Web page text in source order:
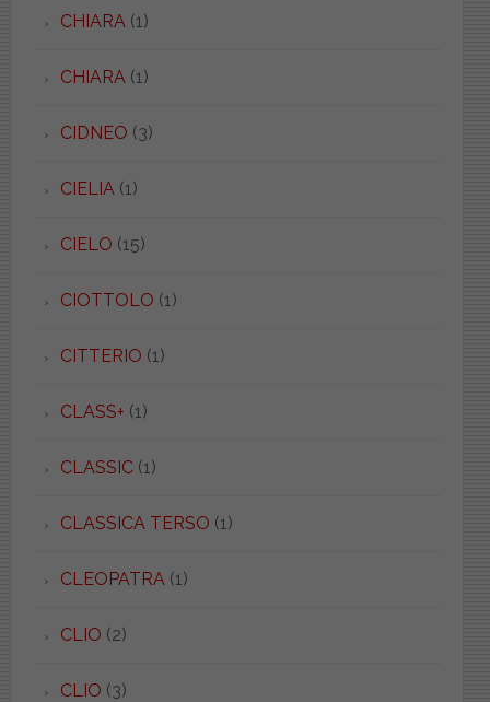
CHIARA (1)
CHIARA (1)
CIDNEO (3)
CIELIA (1)
CIELO (15)
CIOTTOLO (1)
CITTERIO (1)
CLASS+ (1)
CLASSIC(1)
CLASSICA TERSO (1)
CLEOPATRA (1)
CLIO (2)
CLIO (3)